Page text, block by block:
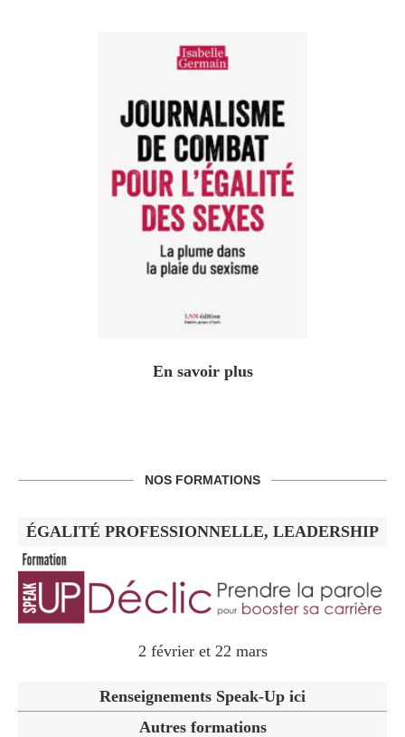
En savoir plus
NOS FORMATIONS
ÉGALITÉ PROFESSIONNELLE, LEADERSHIP
2 février et 22 mars
Renseignements Speak-Up ici
Autres formations